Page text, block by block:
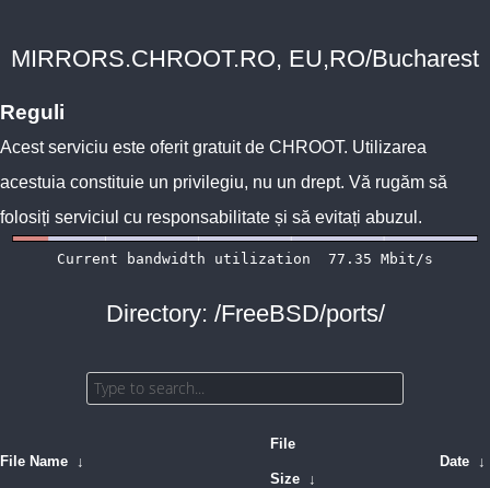
MIRRORS.CHROOT.RO, EU,RO/Bucharest
Reguli
Acest serviciu este oferit gratuit de CHROOT. Utilizarea
acestuia constituie un privilegiu, nu un drept. Vă rugăm să
folosiți serviciul cu responsabilitate și să evitați abuzul.
Directory: /FreeBSD/ports/
File Name ↓
File
Size ↓
Date ↓